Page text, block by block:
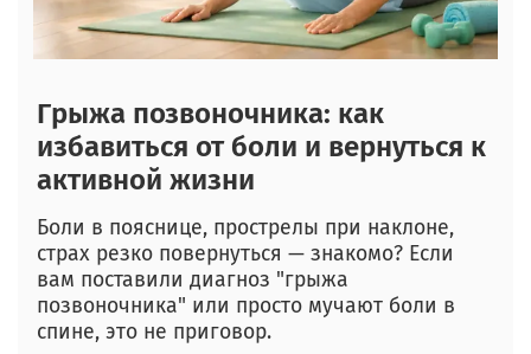
Грыжа позвоночника: как
избавиться от боли и вернуться к
активной жизни
Боли в пояснице, прострелы при наклоне,
страх резко повернуться — знакомо? Если
вам поставили диагноз "грыжа
позвоночника" или просто мучают боли в
спине, это не приговор.